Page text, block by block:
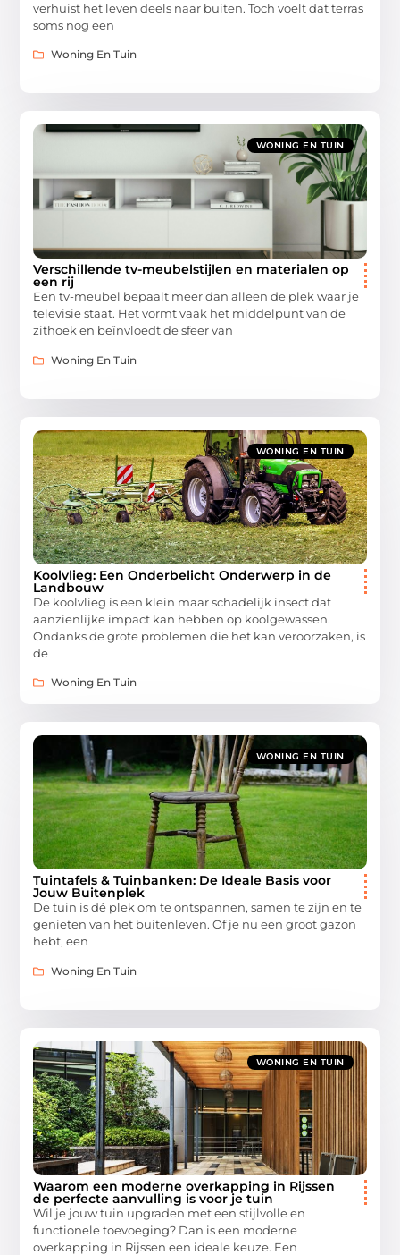
verhuist het leven deels naar buiten. Toch voelt dat terras
soms nog een
Woning En Tuin
WONING EN TUIN
Verschillende tv-meubelstijlen en materialen op
een rij
Een tv-meubel bepaalt meer dan alleen de plek waar je
televisie staat. Het vormt vaak het middelpunt van de
zithoek en beïnvloedt de sfeer van
Woning En Tuin
WONING EN TUIN
Koolvlieg: Een Onderbelicht Onderwerp in de
Landbouw
De koolvlieg is een klein maar schadelijk insect dat
aanzienlijke impact kan hebben op koolgewassen.
Ondanks de grote problemen die het kan veroorzaken, is
de
Woning En Tuin
WONING EN TUIN
Tuintafels & Tuinbanken: De Ideale Basis voor
Jouw Buitenplek
De tuin is dé plek om te ontspannen, samen te zijn en te
genieten van het buitenleven. Of je nu een groot gazon
hebt, een
Woning En Tuin
WONING EN TUIN
Waarom een moderne overkapping in Rijssen
de perfecte aanvulling is voor je tuin
Wil je jouw tuin upgraden met een stijlvolle en
functionele toevoeging? Dan is een moderne
overkapping in Rijssen een ideale keuze. Een